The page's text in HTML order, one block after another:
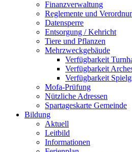
Finanzverwaltung
Reglemente und
Datensperre
Entsorgung / Kehricht
Tiere und Pflanzen
Mehrzweckgebäude
Verfügbarkeit
Verfügbarkeit
Verfügbarkeit
Mofa-Prüfung
Nützliche Adressen
Spartageskarte Gemeinde
Bildung
Aktuell
Leitbild
Informationen